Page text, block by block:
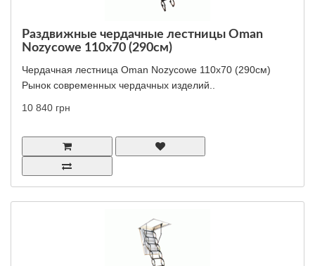
Раздвижные чердачные лестницы Oman
Nozycowe 110x70 (290см)
Чердачная лестница Oman Nozycowe 110x70 (290см)
Рынок современных чердачных изделий..
10 840 грн